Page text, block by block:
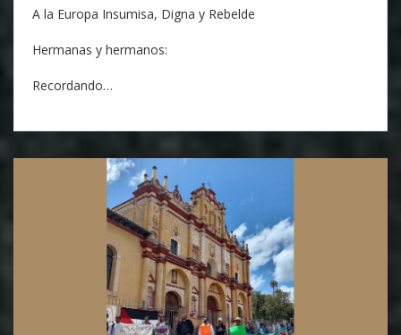
A la Europa Insumisa, Digna y Rebelde
Hermanas y hermanos:
Recordando…